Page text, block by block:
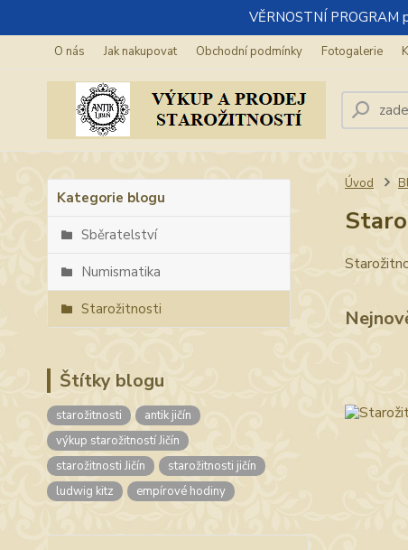
VĚRNOSTNÍ PROGRAM
O nás Jak nakupovat Obchodní podmínky Fotogalerie
Kategorie blogu
Sběratelství
Numismatika
Starožitnosti
Štítky blogu
starožitnosti
antik jičín
výkup starožitností Jičín
starožitnosti Jičín
starožitnosti jičín
ludwig kitz
empírové hodiny
Úvod